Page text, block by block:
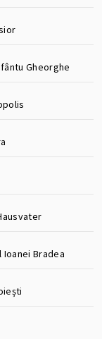
Gheorghe
Bradea